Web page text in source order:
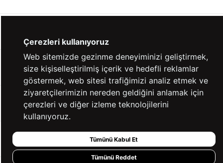
YARDIM
BİZE ULAŞIN
HIZLI ERİŞİM
Çerezleri kullanıyoruz
Web sitemizde gezinme deneyiminizi geliştirmek,
size kişiselleştirilmiş içerik ve hedefli reklamlar
göstermek, web sitesi trafiğimizi analiz etmek ve
ziyaretçilerimizin nereden geldiğini anlamak için
çerezleri ve diğer izleme teknolojilerini
kullanıyoruz.
Tümünü Kabul Et
Tümünü Reddet